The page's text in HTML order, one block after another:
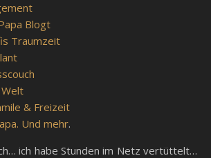
Blogt
Traumzeit
& Freizeit
Und mehr.
ich habe Stunden im Netz vertüttelt…